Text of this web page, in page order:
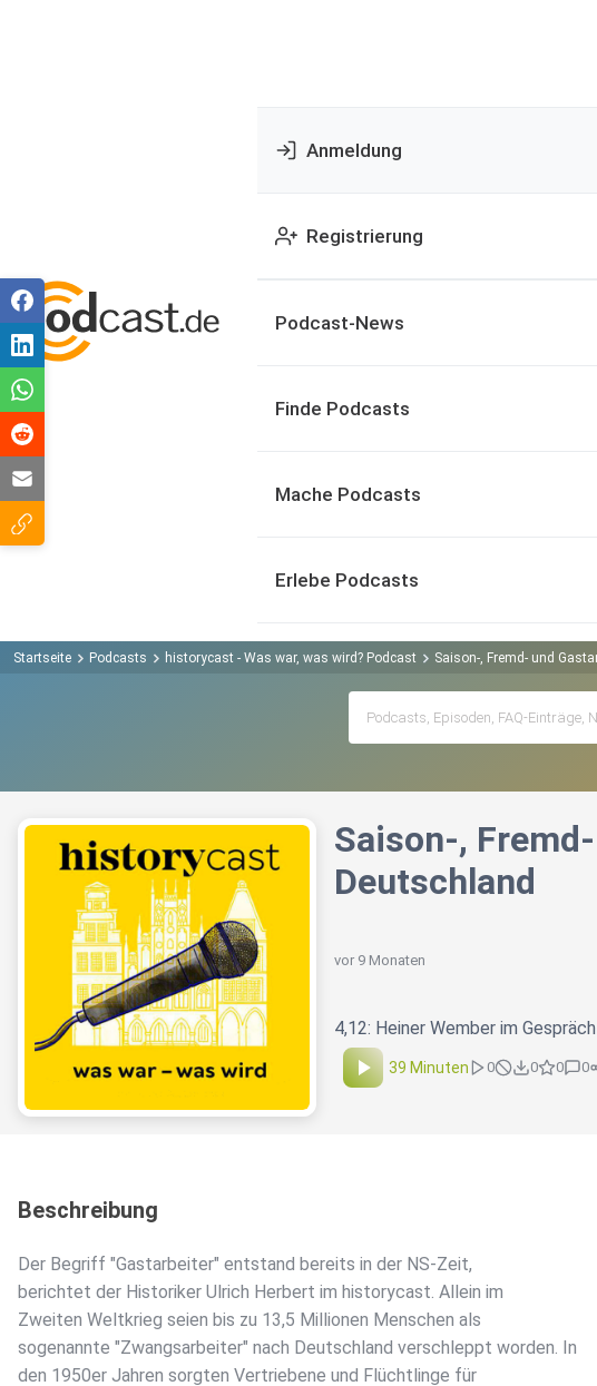
Anmeldung
Registrierung
Podcast-News
Finde Podcasts
Mache Podcasts
Erlebe Podcasts
Startseite Podcasts historycast - Was war, was wird? Podcast Saison-, Fremd- und
Saison-,
Deutschland
vor 9 Monaten
4,12: Heiner Wember im
39 Minuten 0 0 0 0
Beschreibung
Der Begriff "Gastarbeiter" entstand bereits in der NS-Zeit,
berichtet der Historiker Ulrich Herbert im historycast. Allein im
Zweiten Weltkrieg seien bis zu 13,5 Millionen Menschen als
sogenannte "Zwangsarbeiter" nach Deutschland verschleppt worden. In
den 1950er Jahren sorgten Vertriebene und Flüchtlinge für